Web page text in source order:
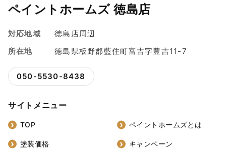
ペイントホームズ 徳島店
対応地域
徳島店周辺
所在地
徳島県板野郡藍住町富吉字豊吉11-7
050-5530-8438
サイトメニュー
TOP ペイントホームズとは
塗装価格 キャンペーン